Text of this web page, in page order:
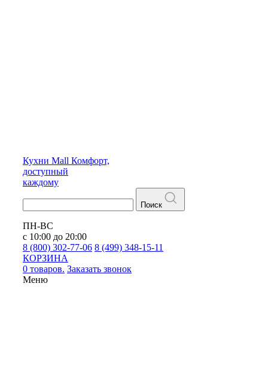
Кухни Mall Комфорт,
доступный
каждому
Поиск
ПН-ВС
с 10:00 до 20:00
8 (800) 302-77-06 8 (499) 348-15-11
КОРЗИНА
0 товаров. Заказать звонок
Меню